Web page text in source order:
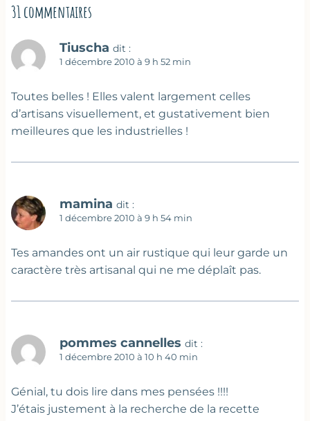
31 commentaires
Tiuscha dit :
1 décembre 2010 à 9 h 52 min
Toutes belles ! Elles valent largement celles
d’artisans visuellement, et gustativement bien
meilleures que les industrielles !
mamina dit :
1 décembre 2010 à 9 h 54 min
Tes amandes ont un air rustique qui leur garde un
caractère très artisanal qui ne me déplaît pas.
pommes cannelles dit :
1 décembre 2010 à 10 h 40 min
Génial, tu dois lire dans mes pensées !!!!
J’étais justement à la recherche de la recette